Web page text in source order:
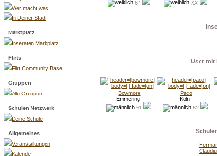
Wer macht was
In Deiner Stadt
Marktplatz
Inseraten Markplatz
Flirts
Flirt Community Base
Gruppen
Alle Gruppen
Schulen Netzwerk
Deine Schule
Allgemeines
Veranstalltungen
Kalender
67
XX
User mit
Bowmore
Emmering
51
Paco
Köln
62